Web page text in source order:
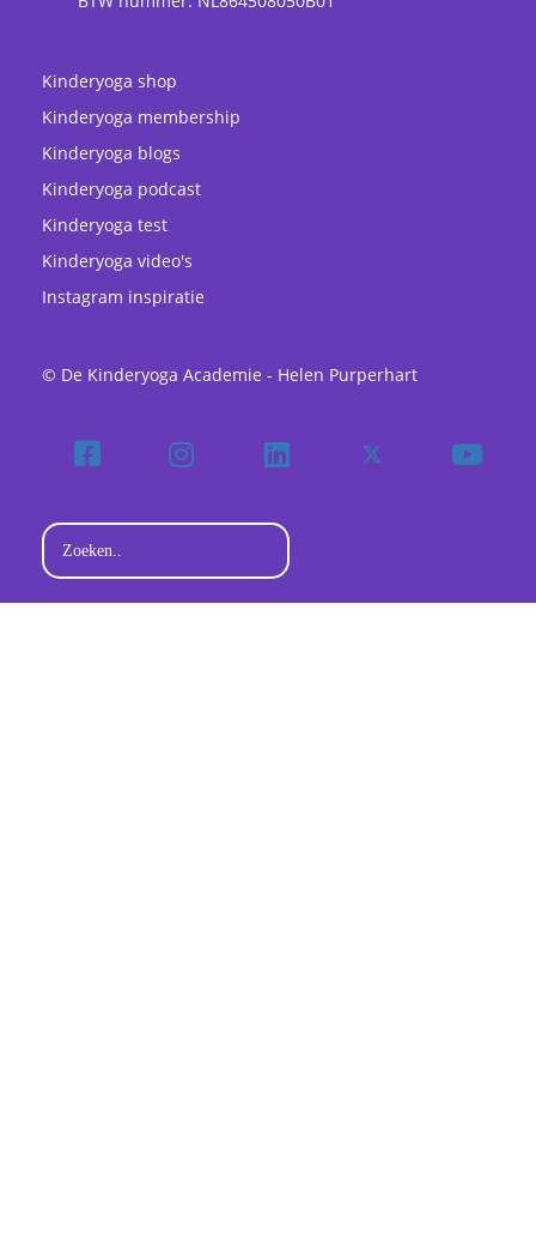
Kinderyoga shop
Kinderyoga membership
Kinderyoga blogs
Kinderyoga podcast
Kinderyoga test
Kinderyoga video's
Instagram inspiratie
© De Kinderyoga Academie - Helen Purperhart